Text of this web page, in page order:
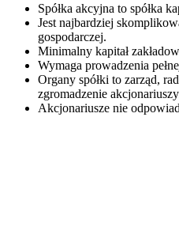
Spółka akcyjna to spółka
Jest najbardziej
gospodarczej.
Minimalny kapitał
Wymaga prowadzenia
Organy spółki to zarząd,
zgromadzenie
Akcjonariusze nie